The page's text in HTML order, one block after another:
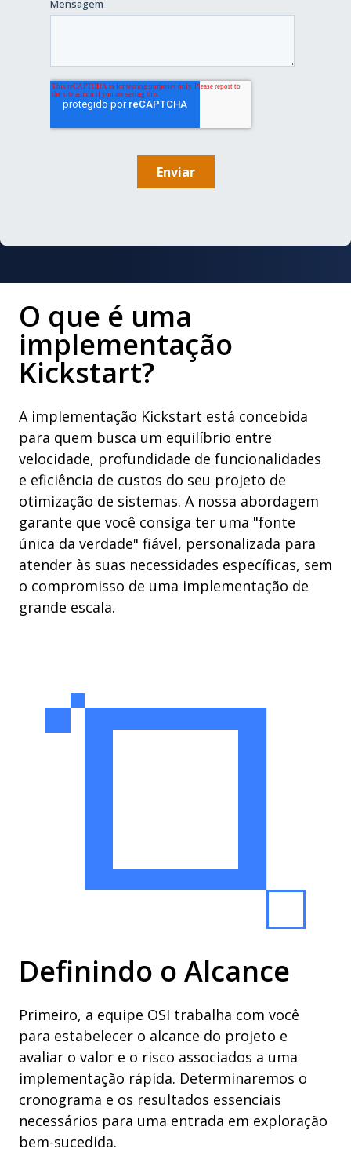
O que é uma
implementação
Kickstart?
A implementação Kickstart está concebida
para quem busca um equilíbrio entre
velocidade, profundidade de funcionalidades
e eficiência de custos do seu projeto de
otimização de sistemas. A nossa abordagem
garante que você consiga ter uma "fonte
única da verdade" fiável, personalizada para
atender às suas necessidades específicas, sem
o compromisso de uma implementação de
grande escala.
Definindo o Alcance
Primeiro, a equipe OSI trabalha com você
para estabelecer o alcance do projeto e
avaliar o valor e o risco associados a uma
implementação rápida. Determinaremos o
cronograma e os resultados essenciais
necessários para uma entrada em exploração
bem-sucedida.